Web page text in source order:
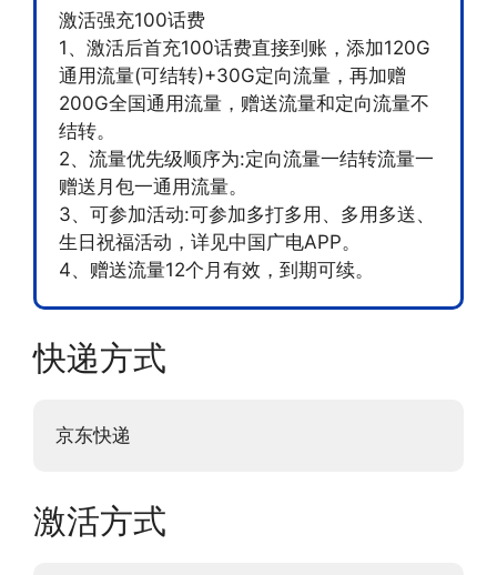
激活强充100话费
1、激活后首充100话费直接到账，添加120G
通用流量(可结转)+30G定向流量，再加赠
200G全国通用流量，赠送流量和定向流量不
结转。
2、流量优先级顺序为:定向流量一结转流量一
赠送月包一通用流量。
3、可参加活动:可参加多打多用、多用多送、
生日祝福活动，详见中国广电APP。
4、赠送流量12个月有效，到期可续。
快递方式
京东快递
激活方式